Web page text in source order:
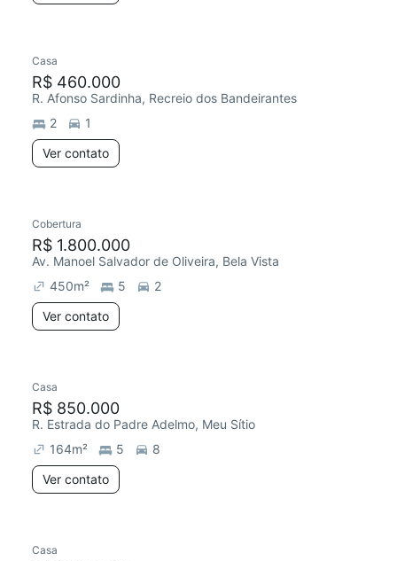
Casa
R$ 460.000
R. Afonso Sardinha, Recreio dos Bandeirantes
2
1
Ver contato
Cobertura
R$ 1.800.000
Av. Manoel Salvador de Oliveira, Bela Vista
450m² 5
2
Ver contato
Casa
R$ 850.000
R. Estrada do Padre Adelmo, Meu Sítio
164m² 5
8
Ver contato
Casa